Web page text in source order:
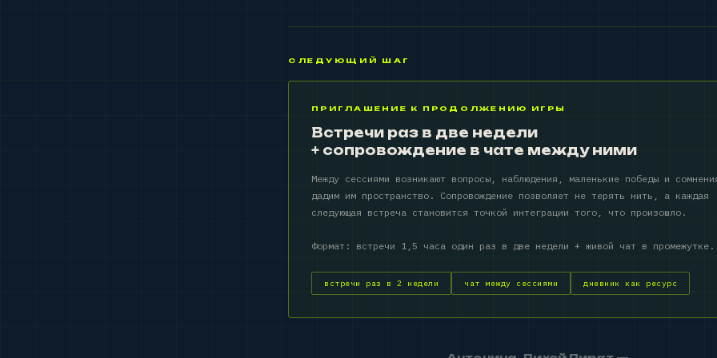
СЛЕДУЮЩИЙ ШАГ
ПРИГЛАШЕНИЕ К ПРОДОЛЖЕНИЮ ИГРЫ
Встречи раз в две недели
+ сопровождение в чате между ними
Между сессиями возникают вопросы, наблюдения, маленькие победы и
дадим им пространство. Сопровождение позволяет не терять нить, а каждая
следующая встреча становится точкой интеграции того, что произошло.
Формат: встречи 1,5 часа один раз в две недели + живой чат в промежутке.
встречи раз в 2 недели чат между сессиями дневник как ресурс